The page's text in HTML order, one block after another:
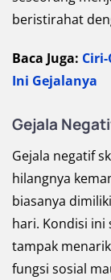
beristirahat
Baca Juga:
Ini Gejalanya
Gejala
Gejala negatif
hilangnya
biasanya
hari. Kondisi
tampak
fungsi sosial